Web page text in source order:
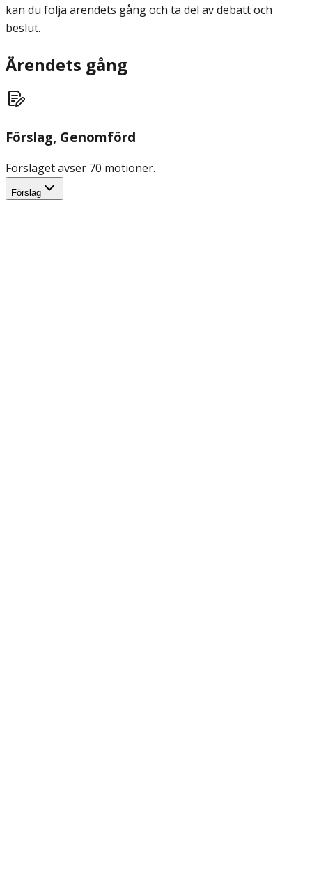
kan du följa ärendets gång och ta del av debatt och
beslut.
Ärendets gång
Förslag, Genomförd
Förslaget avser 70 motioner.
Förslag